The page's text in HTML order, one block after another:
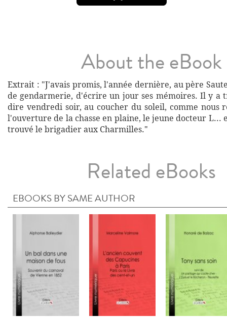
About the eBook
Extrait : "J'avais promis, l'année dernière, au père
de gendarmerie, d'écrire un jour ses mémoires. Il y a
dire vendredi soir, au coucher du soleil, comme nous
l'ouverture de la chasse en plaine, le jeune docteur L...
trouvé le brigadier aux Charmilles."
Related eBooks
EBOOKS BY SAME AUTHOR